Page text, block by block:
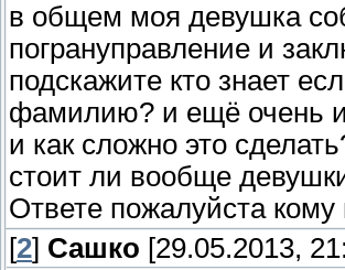
в общем моя девушка
погрануправление и
подскажите кто знает
фамилию? и ещё очень
и как сложно это
стоит ли вообще
Ответе пожалуйста
[2] Сашко [29.05.2013,